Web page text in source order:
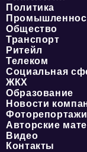
Политика
Общество
Транспорт
Ритейл
Телеком
Социальная
ЖКХ
Образование
Новости
Фоторепортажи
Авторские
Видео
Контакты